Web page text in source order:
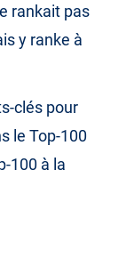
rankait pas
y ranke à
clés pour
le Top-100
100 à la